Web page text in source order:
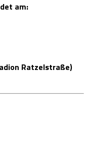
am:
Ratzelstraße)